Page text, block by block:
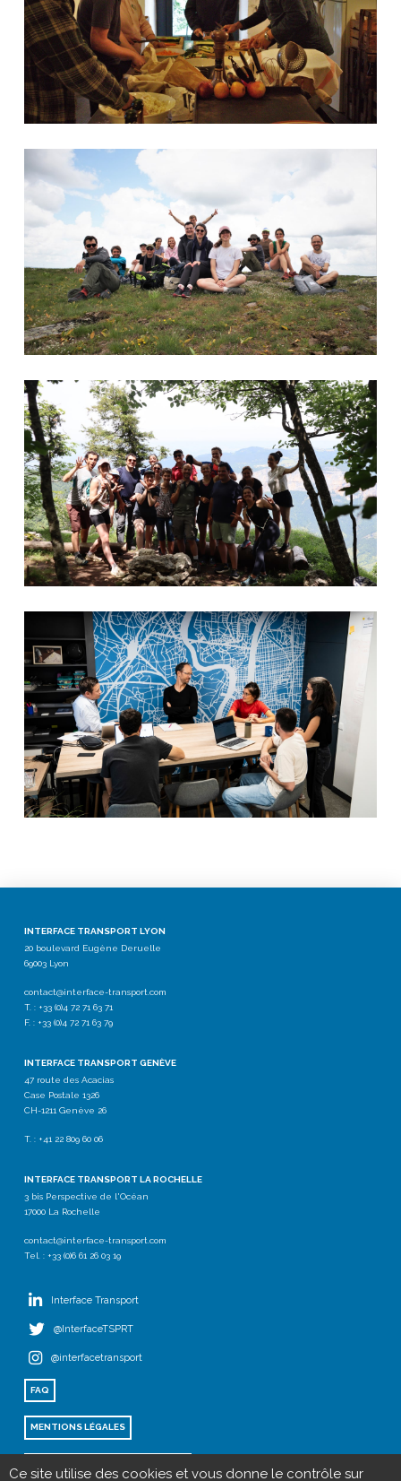
INTERFACE TRANSPORT LYON
20 boulevard Eugène Deruelle
69003 Lyon
contact@interface-transport.com
T. : +33 (0)4 72 71 63 71
F. : +33 (0)4 72 71 63 79
INTERFACE TRANSPORT GENÈVE
47 route des Acacias
Case Postale 1326
CH-1211 Genève 26
T. : +41 22 809 60 06
INTERFACE TRANSPORT LA ROCHELLE
3 bis Perspective de l'Océan
17000 La Rochelle
contact@interface-transport.com
Tel. : +33 (0)6 61 26 03 19
Interface Transport
@InterfaceTSPRT
@interfacetransport
FAQ
MENTIONS LÉGALES
Ce site utilise des cookies et vous donne le contrôle sur